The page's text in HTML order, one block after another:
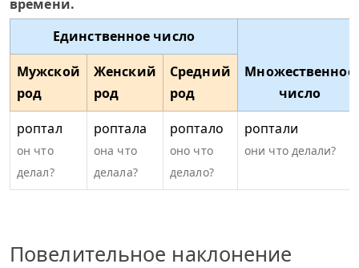
времени.
Единственное число
Множественное
число
Мужской
род
Женский
род
Средний
род
роптал
он что
делал?
роптала
она что
делала?
роптало
оно что
делало?
роптали
они что делали?
Повелительное наклонение